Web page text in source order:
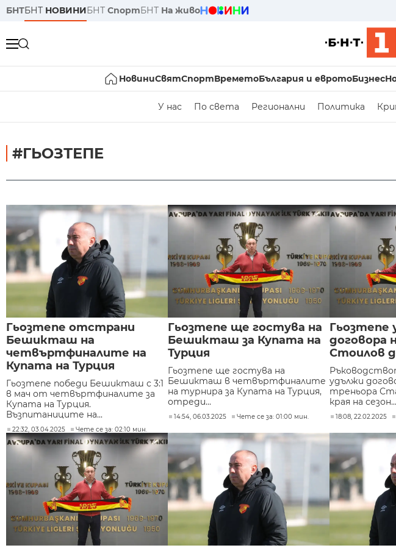
БНТБНТ НОВИНИБНТ СпортБНТ На живо
НовиниСвятСпортВреметоБългария и евротоБизнес
У нас По света Регионални Политика
#ГЬОЗТЕПЕ
Гьозтепе отстрани
Бешикташ на
четвъртфиналите на
Купата на Турция
Гьозтепе победи Бешикташ с 3:1
в мач от четвъртфиналите за
Купата на Турция.
Възпитаниците на...
22:32, 03.04.2025 Чете се за: 02:10 мин.
Гьозтепе ще гостува на
Бешикташ за Купата на
Турция
Гьозтепе ще гостува на
Бешикташ в четвъртфиналите
на турнира за Купата на Турция,
отреди...
14:54, 06.03.2025 Чете се за: 01:00 мин.
Гьозтепе
договора
Стоилов
удължи
треньора
края на сезон...
18:08, 22.02.2025